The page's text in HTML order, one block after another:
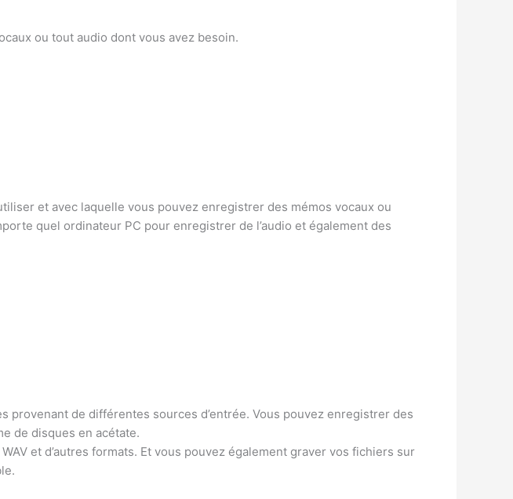
ou tout audio dont vous avez besoin.
et avec laquelle vous pouvez enregistrer des mémos vocaux ou
quel ordinateur PC pour enregistrer de l’audio et également des
provenant de différentes sources d’entrée. Vous pouvez enregistrer des
de disques en acétate.
et d’autres formats. Et vous pouvez également graver vos fichiers sur